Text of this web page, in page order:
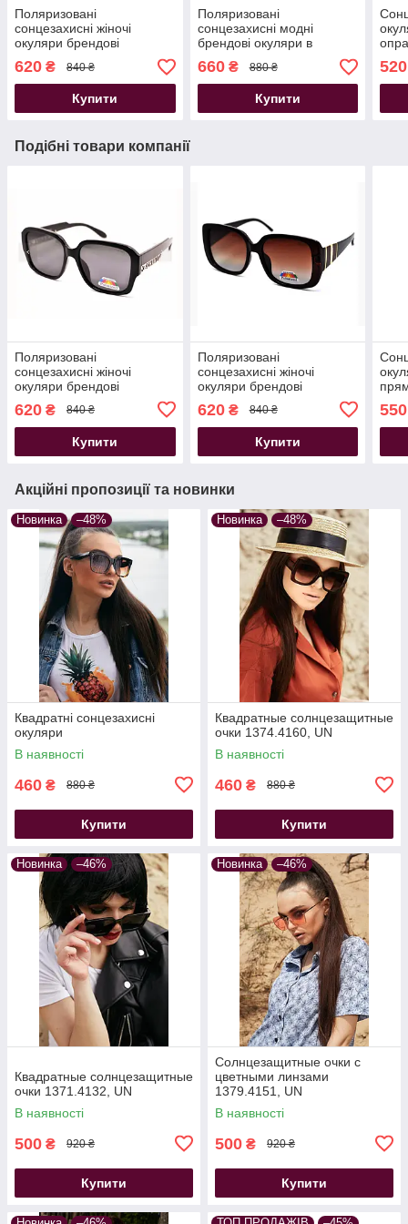
Поляризовані
сонцезахисні жіночі
окуляри брендові
Polarized квадратна
оправа чорні
620 ₴ 840 ₴
Купити
Поляризовані
сонцезахисні модні
брендові окуляри в
спортивному стилі
квадратна оправа чорні
660₴ 880 ₴
Купити
520
Подібні товари компанії
Поляризовані
сонцезахисні жіночі
окуляри брендові
оправа чорні
620 ₴ 840 ₴
Купити
Поляризовані
сонцезахисні жіночі
окуляри брендові
оправа коричневі
620₴ 840 ₴
Купити
550
Акційні пропозиції та новинки
Новинка –48%
Квадратні сонцезахисні
окуляри
В наявності
460 ₴ 880 ₴
Купити
Новинка –48%
Квадратные солнцезащитные
очки 1374.4160, UN
В наявності
460 ₴ 880 ₴
Купити
Новинка –46%
Квадратные солнцезащитные
очки 1371.4132, UN
В наявності
500 ₴ 920 ₴
Купити
Новинка –46%
Солнцезащитные очки с
цветными линзами
1379.4151, UN
В наявності
500 ₴ 920 ₴
Купити